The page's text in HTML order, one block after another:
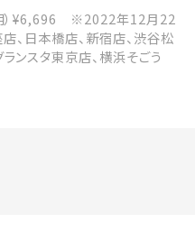
名用）¥6,696 ※2022年12月22
店、日本橋店、新宿店、渋谷松
ンスタ東京店、横浜そごう